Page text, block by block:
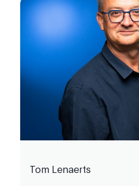
Tom Lenaerts